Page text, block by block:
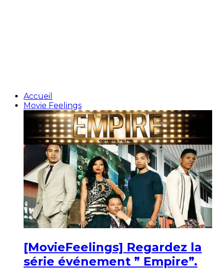
Accueil
Movie Feelings
[MovieFeelings] Regardez la
série événement ” Empire”.